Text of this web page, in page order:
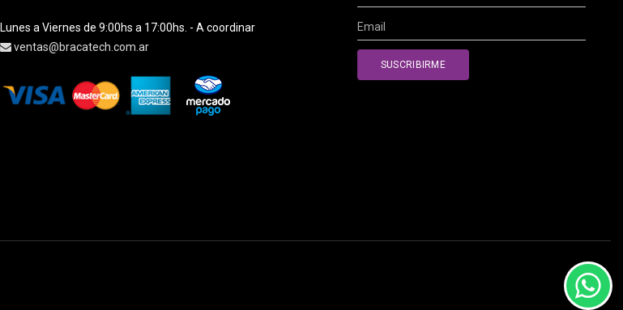
Lunes a Viernes de 9:00hs a 17:00hs. - A coordinar
ventas@bracatech.com.ar